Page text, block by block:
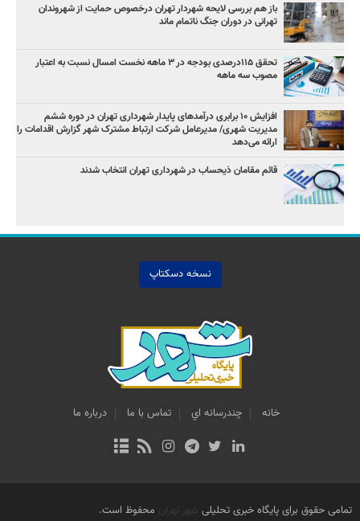
باز هم بررسی لایحه شهردار تهران درخصوص حمایت از شهروندان
تهرانی در دوران جنگ ناتمام ماند
تحقق ۱۱۵درصدی بودجه در ۳ ماهه نخست امسال نسبت به اعتبار
مصوب سه ماهه
افزایش ۱۰ برابری درآمدهای پایدار شهرداری تهران در دوره ششم
مدیریت شهری/ مدیرعامل شرکت ارتباط مشترک شهر گزارش اقدامات را
ارائه می‌دهد
قائم مقامان ذیحساب در شهرداری تهران انتخاب شدند
نسخه دسکتاپ
خانه چندرسانه اي تماس با ما درباره ما
تمامی حقوق برای پایگاه خبری تحلیلی شهر تهران محفوظ است.